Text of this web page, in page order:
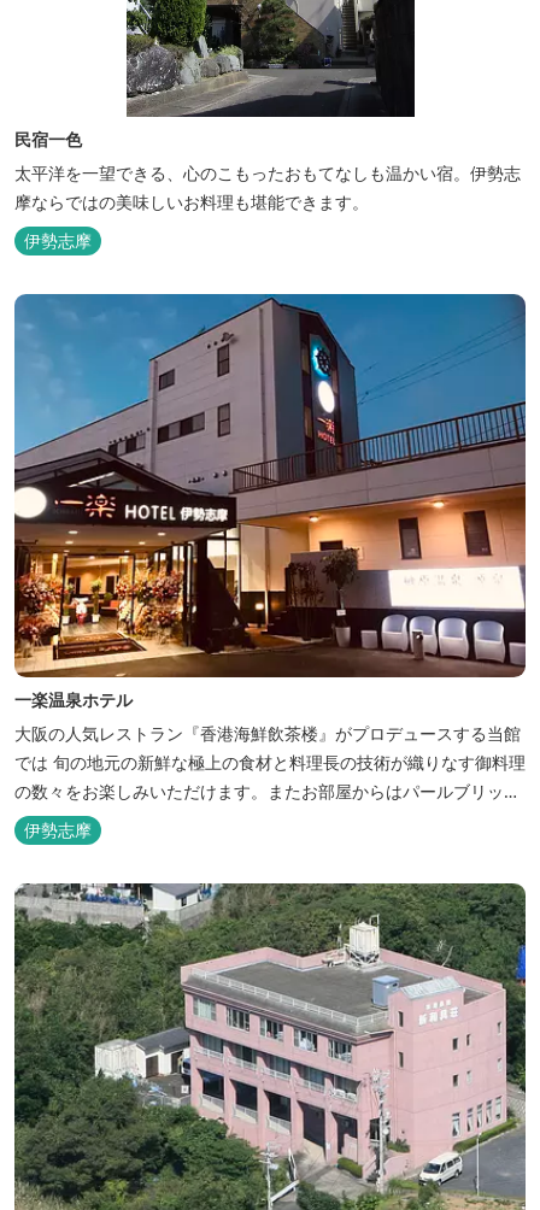
民宿一色
太平洋を一望できる、心のこもったおもてなしも温かい宿。伊勢志
摩ならではの美味しいお料理も堪能できます。
伊勢志摩
一楽温泉ホテル
大阪の人気レストラン『香港海鮮飲茶楼』がプロデュースする当館
では 旬の地元の新鮮な極上の食材と料理長の技術が織りなす御料理
の数々をお楽しみいただけます。またお部屋からはパールブリッジ
や真珠筏など、美しい景色が一望できます。「美肌の湯」として有
名な榊原温泉の運び湯を使用した大浴場も完備。
伊勢志摩